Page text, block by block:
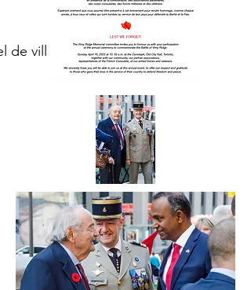
de ville de